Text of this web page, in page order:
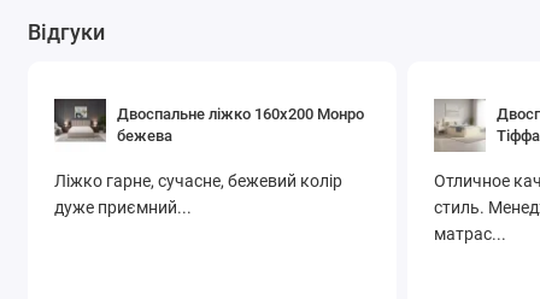
Венге
Відгуки
Двоспальне ліжко 160x200 Монро
бежева
Ліжко гарне, сучасне, бежевий колір
дуже приємний...
Отличное
стиль.
матрас...